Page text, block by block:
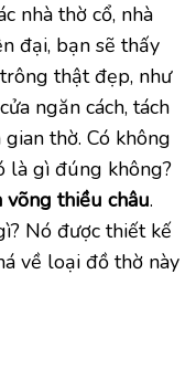
nhà thờ cổ, nhà
đại, bạn sẽ thấy
thật đẹp, như
ngăn cách, tách
thờ. Có không
là gì đúng không?
võng thiều châu.
Nó được thiết kế
về loại đồ thờ này